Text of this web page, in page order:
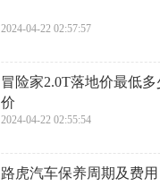
2024-04-22 02:57:57
冒险家2.0T落地价最低
价
2024-04-22 02:55:54
​路虎汽车保养周期及费用